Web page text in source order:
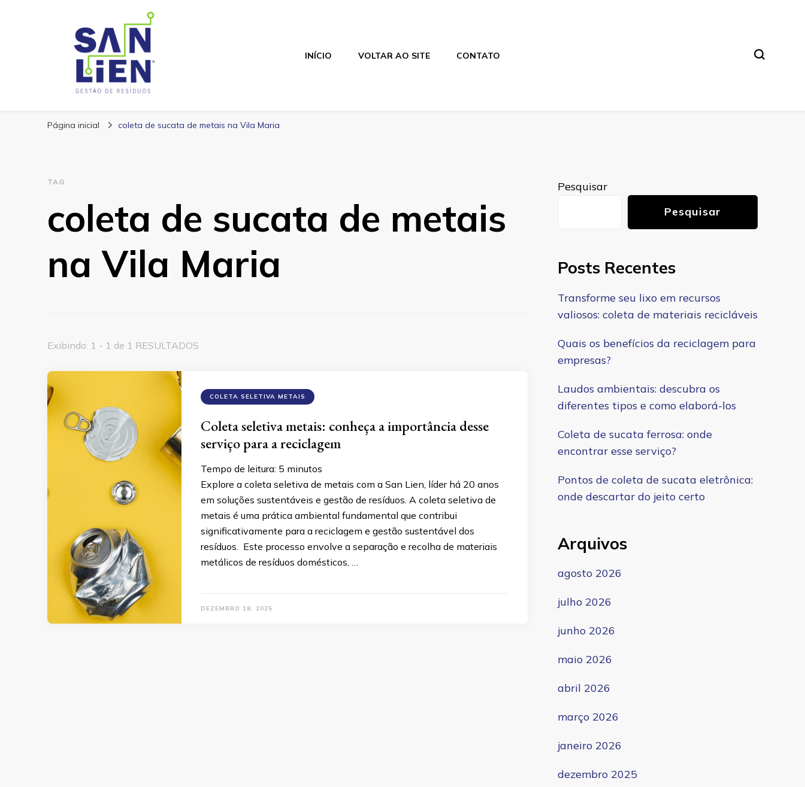
San Lien
INÍCIO VOLTAR AO SITE CONTATO
Página inicial coleta de sucata de metais na Vila Maria
TAG
coleta de sucata de metais
na Vila Maria
Exibindo: 1 - 1 de 1 RESULTADOS
COLETA SELETIVA METAIS
Coleta seletiva metais: conheça a importância desse
serviço para a reciclagem
Tempo de leitura: 5 minutos
Explore a coleta seletiva de metais com a San Lien, líder há 20 anos
em soluções sustentáveis e gestão de resíduos. A coleta seletiva de
metais é uma prática ambiental fundamental que contribui
significativamente para a reciclagem e gestão sustentável dos
resíduos. Este processo envolve a separação e recolha de materiais
metálicos de resíduos domésticos, …
DEZEMBRO 18, 2025
Pesquisar
Pesquisar
Posts Recentes
Transforme seu lixo em recursos
valiosos: coleta de materiais recicláveis
Quais os benefícios da reciclagem para
empresas?
Laudos ambientais: descubra os
diferentes tipos e como elaborá-los
Coleta de sucata ferrosa: onde
encontrar esse serviço?
Pontos de coleta de sucata eletrônica:
onde descartar do jeito certo
Arquivos
agosto 2026
julho 2026
junho 2026
maio 2026
abril 2026
março 2026
janeiro 2026
dezembro 2025